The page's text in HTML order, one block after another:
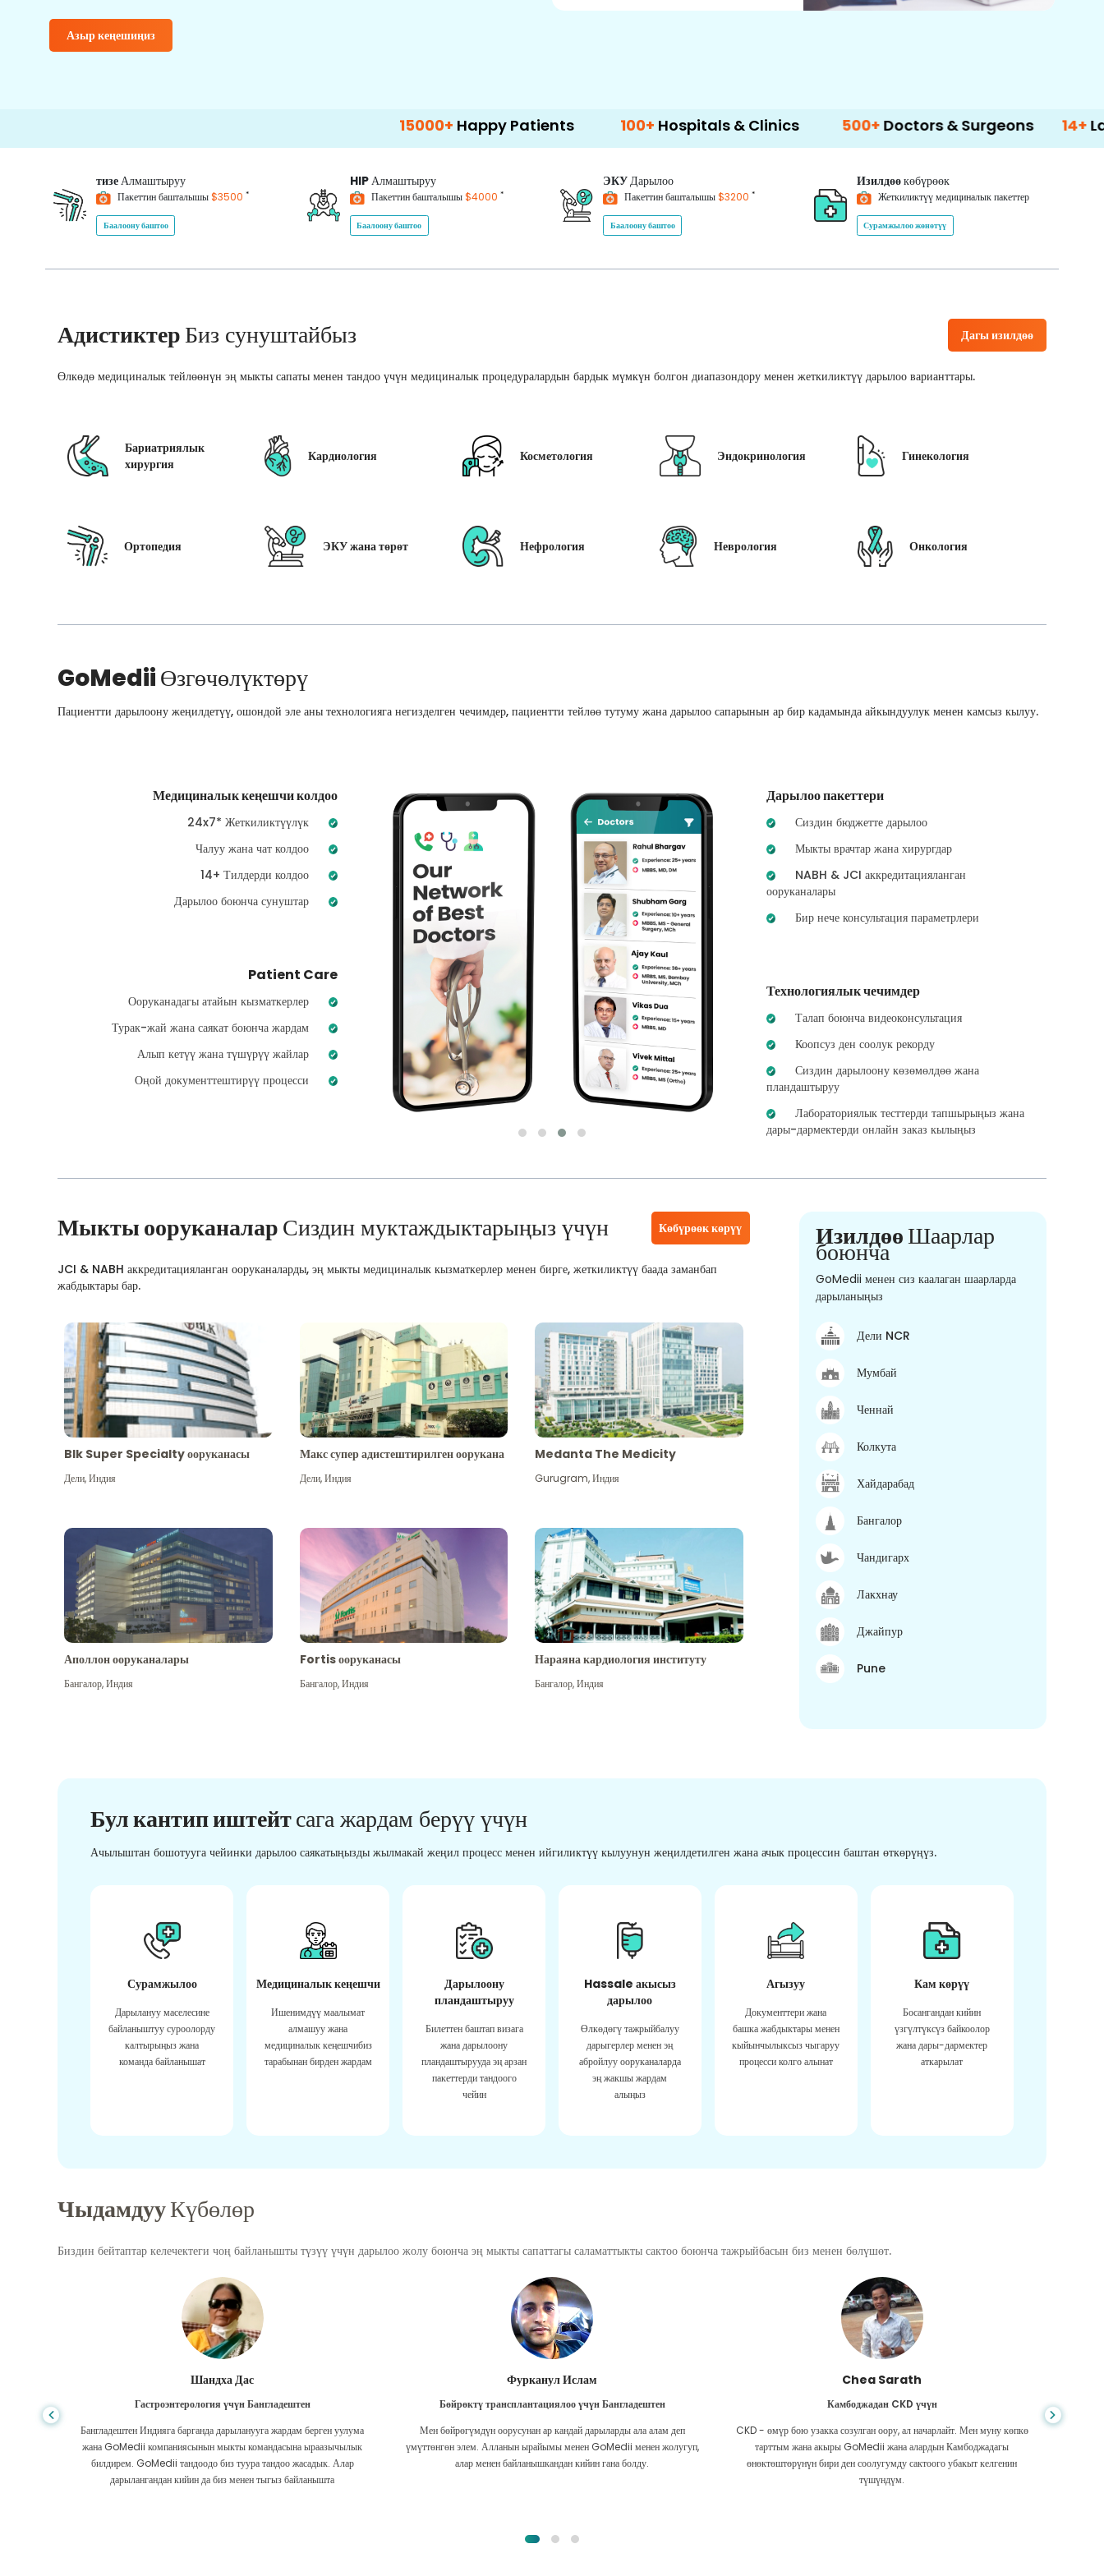
Азыр кеңешиңиз
Happy Patients 100+ Hospitals & Clinics 500+ Doctors & Surgeons 14+Language
тизеАлмаштыруу
Пакеттин башталышы$3500 *
Баалоону баштоо
HIPАлмаштыруу
Пакеттин башталышы$4000 *
Баалоону баштоо
ЭКУДарылоо
Пакеттин башталышы$3200 *
Баалоону баштоо
Изилдөөкөбүрөөк
Жеткиликтүү медициналык пакеттер
Сурамжылоо жөнөтүү
АдистиктерБиз сунуштайбыз Дагы изилдөө
Өлкөдө медициналык тейлөөнүн эң мыкты сапаты менен тандоо үчүн медициналык процедуралардын бардык мүмкүн болгон диапазондору менен жеткиликтүү дарылоо варианттары.
Бариатриялык
хирургия
Кардиология Косметология Эндокринология Гинекология
Ортопедия ЭКУ жана төрөт Нефрология Неврология Онкология
GoMediiӨзгөчөлүктөрү
Пациентти дарылоону жеңилдетүү, ошондой эле аны технологияга негизделген чечимдер, пациентти тейлөө тутуму жана дарылоо сапарынын ар бир кадамында айкындуулук менен камсыз кылуу.
Медициналык кеңешчи колдоо
24x7* Жеткиликтүүлүк
Чалуу жана чат колдоо
14+ Тилдерди колдоо
Дарылоо боюнча сунуштар
Patient Care
Ооруканадагы атайын кызматкерлер
Турак-жай жана саякат боюнча жардам
Алып кетүү жана түшүрүү жайлар
Оңой документтештирүү процесси
Дарылоо пакеттери
Сиздин бюджетте дарылоо
Мыкты врачтар жана хирургдар
NABH & JCI аккредитацияланган
ооруканалары
Бир нече консультация параметрлери
Технологиялык чечимдер
Талап боюнча видеоконсультация
Коопсуз ден соолук рекорду
Сиздин дарылоону көзөмөлдөө жана
пландаштыруу
Лабораториялык тесттерди тапшырыңыз жана
дары-дармектерди онлайн заказ кылыңыз
Мыкты ооруканаларСиздин муктаждыктарыңыз үчүн Көбүрөөк көрүү
JCI & NABH аккредитацияланган ооруканаларды, эң мыкты медициналык кызматкерлер менен бирге, жеткиликтүү баада заманбап
жабдыктары бар.
Blk Super Specialty ооруканасы
Дели,Индия
Макс супер адистештирилген оорукана
Дели,Индия
Medanta The Medicity
Gurugram,Индия
Аполлон ооруканалары
Бангалор,Индия
Fortis ооруканасы
Бангалор,Индия
Нараяна кардиология институту
Бангалор,Индия
ИзилдөөШаарлар
боюнча
GoMedii менен сиз каалаган шаарларда
дарыланыңыз
Дели NCR
Мумбай
Ченнай
Колкута
Хайдарабад
Бангалор
Чандигарх
Лакхнау
Джайпур
Pune
Бул кантип иштейтсага жардам берүү үчүн
Ачылыштан бошотууга чейинки дарылоо саякатыңызды жылмакай жеңил процесс менен ийгиликтүү кылуунун жеңилдетилген жана ачык процессин баштан өткөрүңүз.
Сурамжылоо
Дарылануу маселесине
байланыштуу суроолорду
калтырыңыз жана
команда байланышат
Медициналык кеңешчи
Ишенимдүү маалымат
алмашуу жана
медициналык кеңешчибиз
тарабынан бирден жардам
Дарылоону
пландаштыруу
Билеттен баштап визага
жана дарылоону
пландаштырууда эң арзан
пакеттерди тандоого
чейин
Hassale акысыз
дарылоо
Өлкөдөгү тажрыйбалуу
дарыгерлер менен эң
абройлуу ооруканаларда
эң жакшы жардам
алыңыз
Агызуу
Документтери жана
башка жабдыктары менен
кыйынчылыксыз чыгаруу
процесси колго алынат
Кам көрүү
Босангандан кийин
үзгүлтүксүз байкоолор
жана дары-дармектер
аткарылат
ЧыдамдууКүбөлөр
Биздин бейтаптар келечектеги чоң байланышты түзүү үчүн дарылоо жолу боюнча эң мыкты сапаттагы саламаттыкты сактоо боюнча тажрыйбасын биз менен бөлүшөт.
Шандха Дас
Гастроэнтерология үчүн Бангладештен
Бангладештен Индияга барганда дарыланууга жардам берген уулума
жана GoMedii компаниясынын мыкты командасына ыраазычылык
билдирем. GoMedii тандоодо биз туура тандоо жасадык. Алар
дарылангандан кийин да биз менен тыгыз байланышта
Фурканул Ислам
Бөйрөктү трансплантациялоо үчүн Бангладештен
Мен бөйрөгүмдүн оорусунан ар кандай дарыларды ала алам деп
үмүттөнгөн элем. Алланын ырайымы менен GoMedii менен жолугуп,
алар менен байланышкандан кийин гана болду.
Chea Sarath
Камбоджадан CKD үчүн
CKD - өмүр бою узакка созулган оору, ал начарлайт. Мен муну көпкө
тарттым жана акыры GoMedii жана алардын Камбоджадагы
өнөктөштөрүнүн бири ден соолугумду сактоого убакыт келгенин
түшүндүм.